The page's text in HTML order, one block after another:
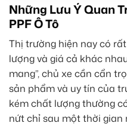
Những Lưu Ý Quan
PPF Ô Tô
Thị trường hiện nay có
lượng và giá cả khác
mang”, chủ xe cần cẩn
sản phẩm và uy tín của
kém chất lượng thường
nứt chỉ sau một thời gian